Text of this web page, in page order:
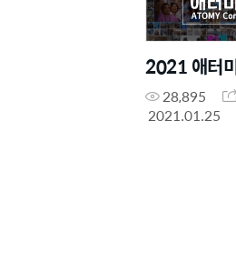
2021 애터
28,895
2021.01.25